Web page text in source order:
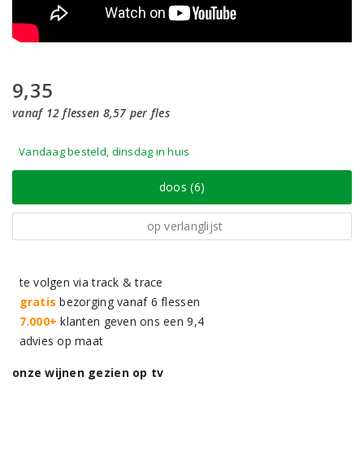
9,35
vanaf 12 flessen 8,57 per fles
Vandaag besteld, dinsdag in huis
doos (6)
op verlanglijst
te volgen via track & trace
gratis bezorging vanaf 6 flessen
7.000+ klanten geven ons een 9,4
advies op maat
onze wijnen gezien op tv